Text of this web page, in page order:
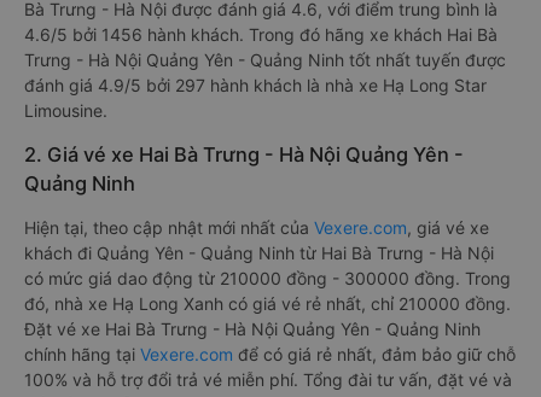
Bà Trưng - Hà Nội được đánh giá 4.6, với điểm trung bình là
4.6/5 bởi 1456 hành khách. Trong đó hãng xe khách Hai Bà
Trưng - Hà Nội Quảng Yên - Quảng Ninh tốt nhất tuyến được
đánh giá 4.9/5 bởi 297 hành khách là nhà xe Hạ Long Star
Limousine.
2. Giá vé xe Hai Bà Trưng - Hà Nội Quảng Yên -
Quảng Ninh
Hiện tại, theo cập nhật mới nhất của Vexere.com, giá vé xe
khách đi Quảng Yên - Quảng Ninh từ Hai Bà Trưng - Hà Nội
có mức giá dao động từ 210000 đồng - 300000 đồng. Trong
đó, nhà xe Hạ Long Xanh có giá vé rẻ nhất, chỉ 210000 đồng.
Đặt vé xe Hai Bà Trưng - Hà Nội Quảng Yên - Quảng Ninh
chính hãng tại Vexere.com để có giá rẻ nhất, đảm bảo giữ chỗ
100% và hỗ trợ đổi trả vé miễn phí. Tổng đài tư vấn, đặt vé và